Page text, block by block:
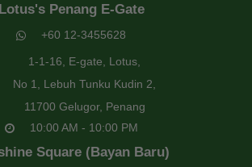
Lotus's Penang E-Gate
+60 12-3455628
1-1-16, E-gate, Lotus,
No 1, Lebuh Tunku Kudin 2,
11700 Gelugor, Penang
10:00 AM - 10:00 PM
Square (Bayan Baru)